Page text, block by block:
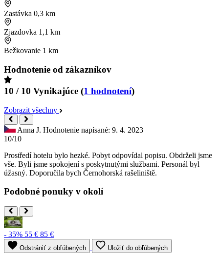
Zastávka 0,3 km
Zjazdovka 1,1 km
Bežkovanie 1 km
Hodnotenie od zákazníkov
10 / 10 Vynikajúce (1 hodnotení)
Zobrazit všechny
Anna J. Hodnotenie napísané: 9. 4. 2023
10/10
Prostředí hotelu bylo hezké. Pobyt odpovídal popisu. Obdrželi jsme
vše. Byli jsme spokojení s poskytnutými službami. Personál byl
úžasný. Doporučila bych Černohorská rašeliniště.
Podobné ponuky v okolí
- 35% 55 € 85 €
Odstrániť z obľúbených Uložiť do obľúbených